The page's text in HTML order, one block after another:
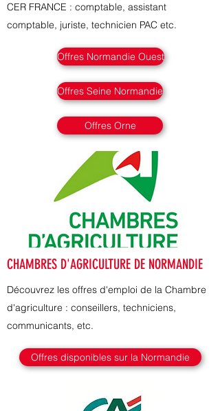
CER FRANCE : comptable, assistant
comptable, juriste, technicien PAC etc.
Offres Normandie Ouest
Offres Seine Normandie
Offres Orne
CHAMBRES D'AGRICULTURE DE NORMANDIE
Découvrez les offres d'emploi de la Chambre
d'agriculture : conseillers, techniciens,
communicants, etc.
Offres disponibles sur la Normandie